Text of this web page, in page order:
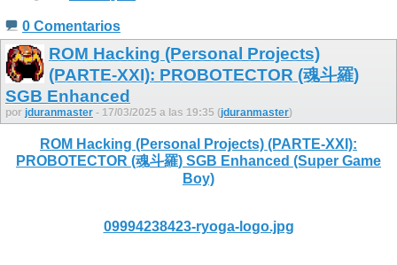
0 Comentarios
ROM Hacking (Personal Projects)
(PARTE-XXI): PROBOTECTOR (魂斗羅)
SGB Enhanced
por jduranmaster - 17/03/2025 a las 19:35 (jduranmaster)
ROM Hacking (Personal Projects) (PARTE-XXI):
PROBOTECTOR (魂斗羅) SGB Enhanced (Super Game
Boy)
09994238423-ryoga-logo.jpg